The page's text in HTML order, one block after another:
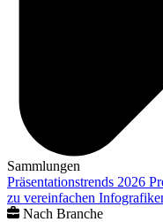
Sammlungen
Präsentationstrends 2026
zu vereinfachen
Nach Branche